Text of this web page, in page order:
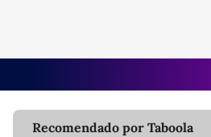
Recomendado por Taboola